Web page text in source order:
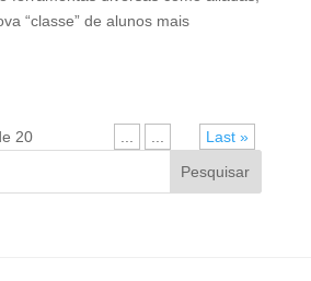
“classe” de alunos mais
20 ... ...
Last »
Pesquisar